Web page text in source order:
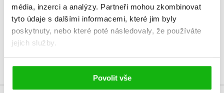
média, inzerci a analýzy. Partneři mohou zkombinovat
tyto údaje s dalšími informacemi, které jim byly
poskytnuty, nebo které poté následovaly, že používáte
jejich služby.
Povolit vše
Vaše hodnocení
Uživatelskou recenzi mohou vkládat pouze registrovaní uživatelé
Přihlásit